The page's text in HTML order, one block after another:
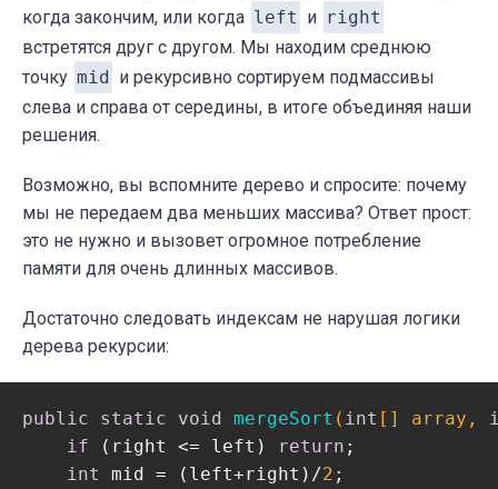
когда закончим, или когда left и right
встретятся друг с другом. Мы находим среднюю
точку mid
и рекурсивно сортируем подмассивы
слева и справа от середины, в итоге объединяя наши
решения.
Возможно, вы вспомните дерево и спросите: почему
мы не передаем два меньших массива? Ответ прост:
это не нужно и вызовет огромное потребление
памяти для очень длинных массивов.
Достаточно следовать индексам не нарушая логики
дерева рекурсии:
public static void mergeSort ( int [] array,
if (right <= left) return ;
int
mid = (left+right)/2 ;